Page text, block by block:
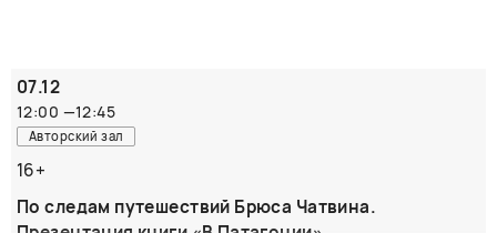
07.12
12:00 —12:45
Авторский зал
16+
По следам путешествий Брюса Чатвина.